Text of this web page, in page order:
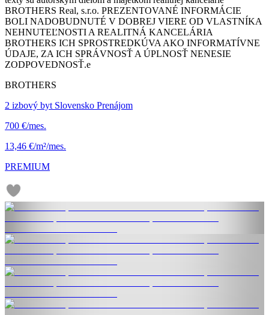
BROTHERS Real, s.r.o. PREZENTOVANÉ INFORMÁCIE
BOLI NADOBUDNUTÉ V DOBREJ VIERE OD VLASTNÍKA
NEHNUTEĽNOSTI A REALITNÁ KANCELÁRIA
BROTHERS ICH SPROSTREDKÚVA AKO INFORMATÍVNE
ÚDAJE, ZA ICH SPRÁVNOSŤ A ÚPLNOSŤ NENESIE
ZODPOVEDNOSŤ.e
BROTHERS
2 izbový byt Slovensko Prenájom
700 €/mes.
13,46 €/m²/mes.
PREMIUM